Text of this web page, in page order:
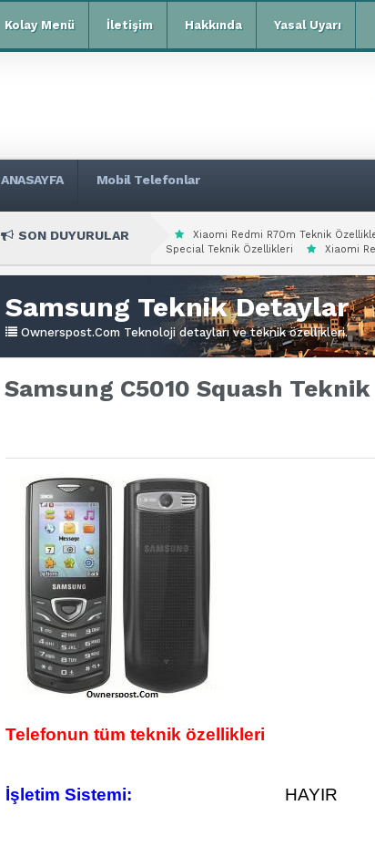
Kolay Menü İletişim Hakkında Yasal Uyarı
ANASAYFA Mobil Telefonlar
SON DUYURULAR Xiaomi Redmi R70m Teknik
Special Teknik Özellikleri
Xiaomi
Samsung Teknik Detaylar
Ownerspost.Com Teknoloji detayları ve teknik özellikleri.
Samsung C5010 Squash
Telefonun tüm teknik özellikleri
İşletim Sistemi: HAYIR